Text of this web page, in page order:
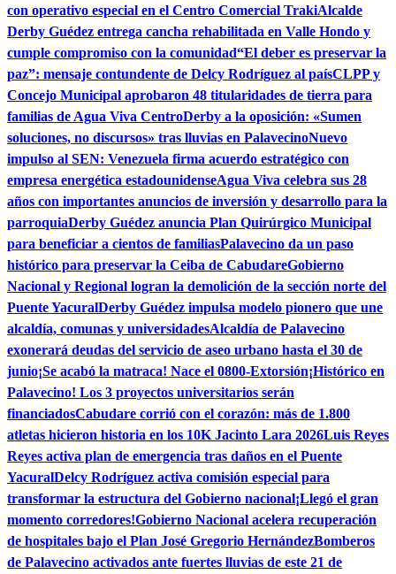
con operativo especial en el Centro Comercial TrakiAlcalde
Derby Guédez entrega cancha rehabilitada en Valle Hondo y
cumple compromiso con la comunidad“El deber es preservar la
paz”: mensaje contundente de Delcy Rodríguez al paísCLPP y
Concejo Municipal aprobaron 48 titularidades de tierra para
familias de Agua Viva CentroDerby a la oposición: «Sumen
soluciones, no discursos» tras lluvias en PalavecinoNuevo
impulso al SEN: Venezuela firma acuerdo estratégico con
empresa energética estadounidenseAgua Viva celebra sus 28
años con importantes anuncios de inversión y desarrollo para la
parroquiaDerby Guédez anuncia Plan Quirúrgico Municipal
para beneficiar a cientos de familiasPalavecino da un paso
histórico para preservar la Ceiba de CabudareGobierno
Nacional y Regional logran la demolición de la sección norte del
Puente YacuralDerby Guédez impulsa modelo pionero que une
alcaldía, comunas y universidadesAlcaldía de Palavecino
exonerará deudas del servicio de aseo urbano hasta el 30 de
junio¡Se acabó la matraca! Nace el 0800-Extorsión¡Histórico en
Palavecino! Los 3 proyectos universitarios serán
financiadosCabudare corrió con el corazón: más de 1.800
atletas hicieron historia en los 10K Jacinto Lara 2026Luis Reyes
Reyes activa plan de emergencia tras daños en el Puente
YacuralDelcy Rodríguez activa comisión especial para
transformar la estructura del Gobierno nacional¡Llegó el gran
momento corredores!Gobierno Nacional acelera recuperación
de hospitales bajo el Plan José Gregorio HernándezBomberos
de Palavecino activados ante fuertes lluvias de este 21 de